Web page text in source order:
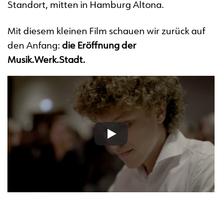
Standort, mitten in Hamburg Altona.
Mit diesem kleinen Film schauen wir zurück auf
den Anfang: die Eröffnung der
Musik.Werk.Stadt.